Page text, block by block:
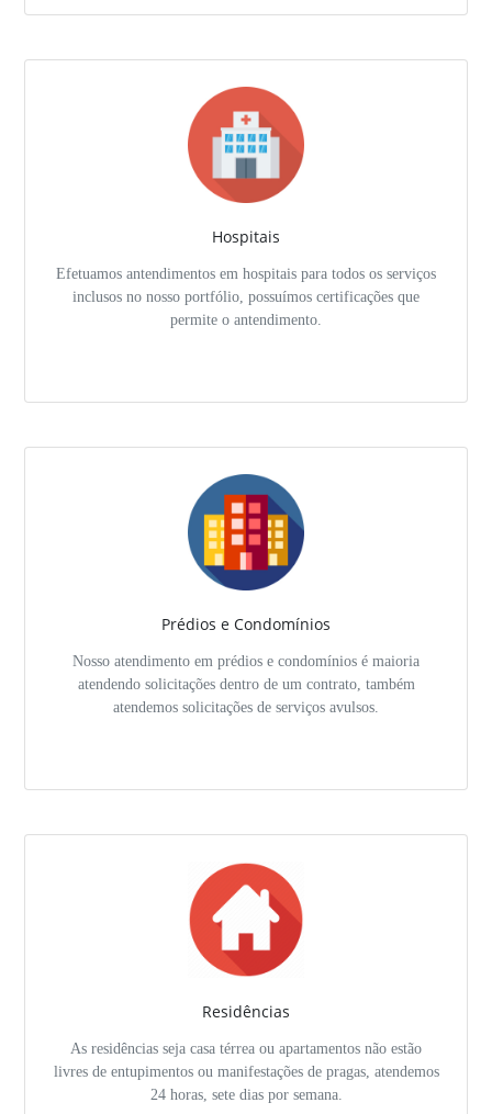
Hospitais
Efetuamos antendimentos em hospitais para todos os serviços
inclusos no nosso portfólio, possuímos certificações que
permite o antendimento.
Prédios e Condomínios
Nosso atendimento em prédios e condomínios é maioria
atendendo solicitações dentro de um contrato, também
atendemos solicitações de serviços avulsos.
Residências
As residências seja casa térrea ou apartamentos não estão
livres de entupimentos ou manifestações de pragas, atendemos
24 horas, sete dias por semana.